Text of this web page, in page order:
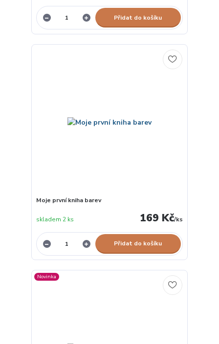
Přidat do košíku
Moje první kniha barev
169 Kč/ks
skladem 2 ks
Přidat do košíku
Novinka